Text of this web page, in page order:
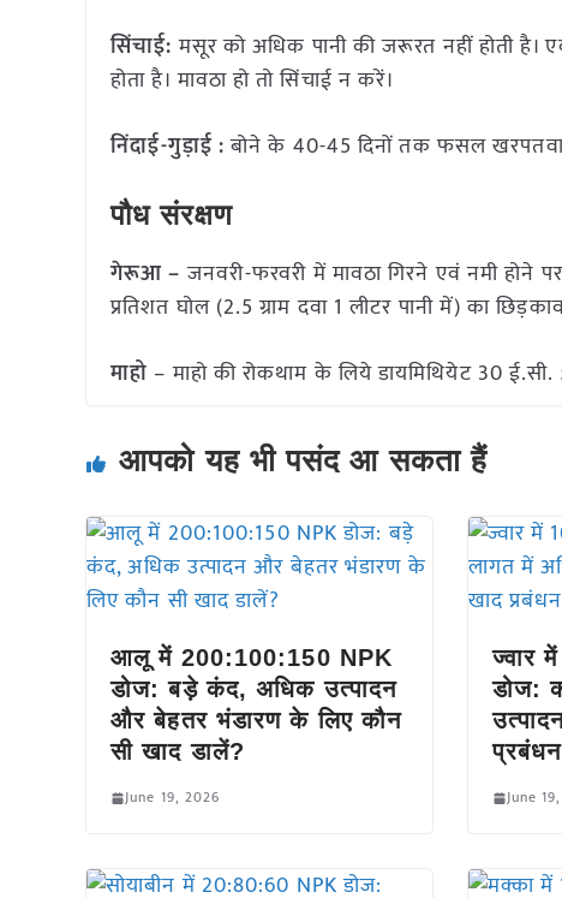
सिंचाई: मसूर को अधिक पानी की जरूरत नहीं होती
होता है। मावठा हो तो सिंचाई न करें।
निंदाई-गुड़ाई :बोने के 40-45 दिनों तक फसल
पौध संरक्षण
गेरूआ – जनवरी-फरवरी में मावठा गिरने एवं नमी
प्रतिशत घोल (2.5 ग्राम दवा 1 लीटर पानी में) का
माहो – माहो की रोकथाम के लिये डायमिथियेट 30
आपको यह भी पसंद आ सकता हैं
आलू में 200:100:150 NPK
डोज: बड़े कंद, अधिक उत्पादन
और बेहतर भंडारण के लिए कौन
सी खाद डालें?
June 19, 2026
ज्वार
डोज:
प्रबंधन
June